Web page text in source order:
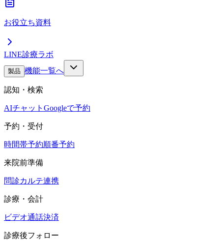
お役立ち資料
LINE診療ラボ
製品 機能一覧へ
認知・検索
AIチャット Googleで予約
予約・受付
時間帯予約順番予約
来院前準備
問診カルテ連携
診療・会計
ビデオ通話決済
診療後フォロー